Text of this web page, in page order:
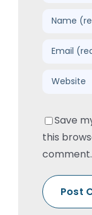
Save
this
comment.